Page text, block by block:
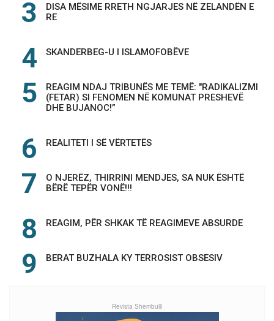
DISA MËSIME RRETH NGJARJES NË ZELANDËN E
RE
SKANDERBEG-U I ISLAMOFOBËVE
REAGIM NDAJ TRIBUNËS ME TEMË: "RADIKALIZMI
(FETAR) SI FENOMEN NË KOMUNAT PRESHEVË
DHE BUJANOC!”
REALITETI I SË VËRTETËS
O NJERËZ, THIRRINI MENDJES, SA NUK ËSHTË
BËRË TEPËR VONË!!!
REAGIM, PËR SHKAK TË REAGIMEVE ABSURDE
BERAT BUZHALA KY TERROSIST OBSESIV
Revista Shembulli